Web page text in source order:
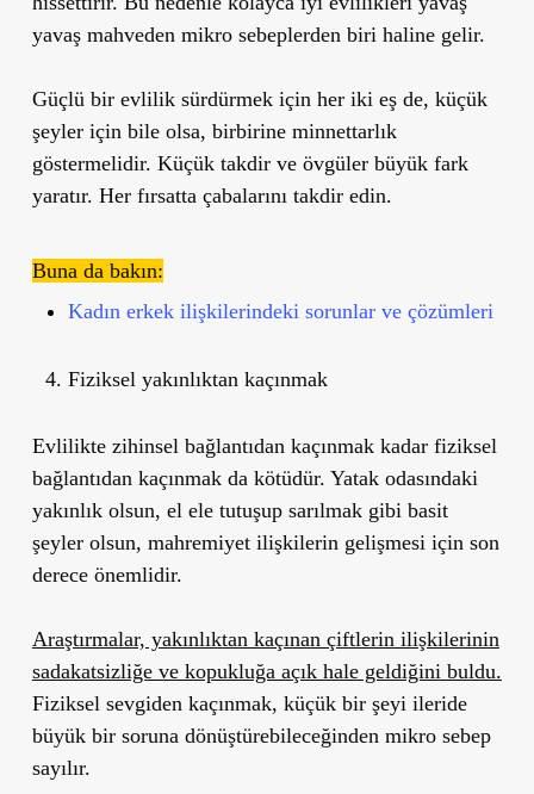
yavaş mahveden mikro sebeplerden biri haline gelir.
Güçlü bir evlilik sürdürmek için her iki eş de, küçük
şeyler için bile olsa, birbirine minnettarlık
göstermelidir. Küçük takdir ve övgüler büyük fark
yaratır. Her fırsatta çabalarını takdir edin.
Buna da bakın:
Kadın erkek ilişkilerindeki sorunlar ve çözümleri
Fiziksel yakınlıktan kaçınmak
Evlilikte zihinsel bağlantıdan kaçınmak kadar fiziksel
bağlantıdan kaçınmak da kötüdür. Yatak odasındaki
yakınlık olsun, el ele tutuşup sarılmak gibi basit
şeyler olsun, mahremiyet ilişkilerin gelişmesi için son
derece önemlidir.
Araştırmalar, yakınlıktan kaçınan çiftlerin ilişkilerinin
sadakatsizliğe ve kopukluğa açık hale geldiğini buldu.
Fiziksel sevgiden kaçınmak, küçük bir şeyi ileride
büyük bir soruna dönüştürebileceğinden mikro sebep
sayılır.